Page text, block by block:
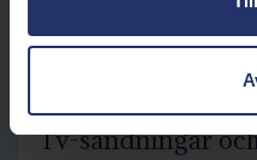
Tv-sändningar